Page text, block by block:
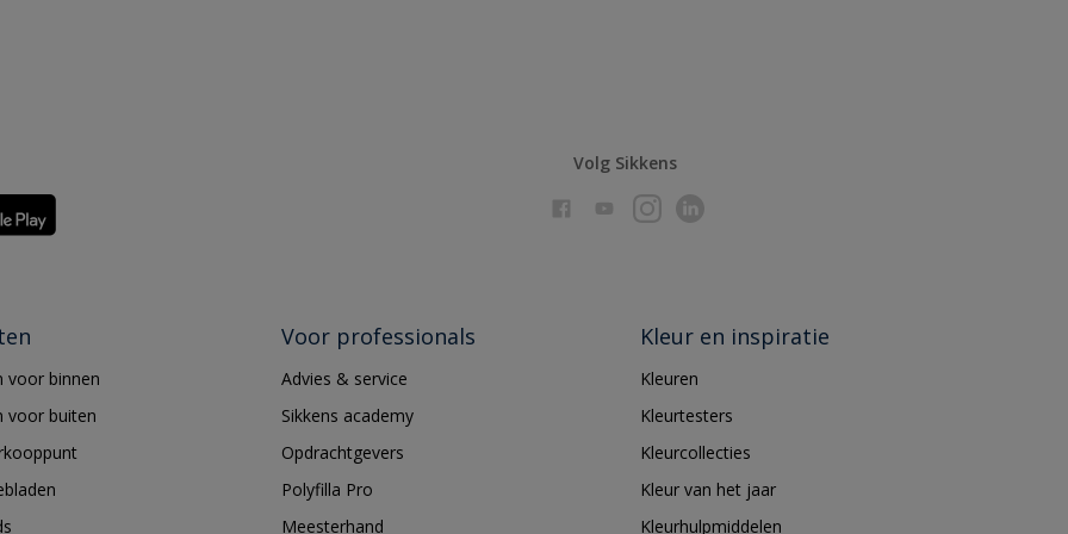
Volg Sikkens
voor binnen
voor buiten
Voor professionals
Advies & service
Sikkens academy
Opdrachtgevers
Polyfilla Pro
Meesterhand
Kleur en inspiratie
Kleuren
Kleurtesters
Kleurcollecties
Kleur van het jaar
Kleurhulpmiddelen